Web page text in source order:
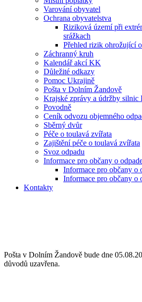
Varování obyvatel
Ochrana obyvatelstva
Riziková území při
srážkach
Přehled rizik ohrožující
Záchranný kruh
Kalendář akcí KK
Důležité odkazy
Pomoc Ukrajině
Pošta v Dolním Žandově
Krajské zprávy a údržby silnic
Povodně
Ceník odvozu objemného
Sběrný dvůr
Péče o toulavá zvířata
Zajištění péče o toulavá zvířata
Svoz odpadu
Informace pro občany o
Informace pro občany o
Informace pro občany o
Kontakty
Pošta v Dolním Žandově bude dne
důvodů uzavřena.